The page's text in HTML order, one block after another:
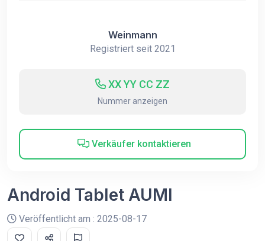
Weinmann
Registriert seit 2021
XX YY CC ZZ
Nummer anzeigen
Verkäufer kontaktieren
Android Tablet AUMI
Veröffentlicht am : 2025-08-17